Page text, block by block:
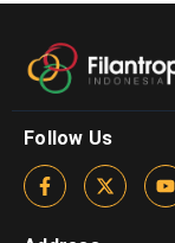
Follow Us